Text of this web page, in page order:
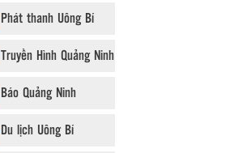
Phát thanh Uông Bí
Truyền Hình Quảng Ninh
Báo Quảng Ninh
Du lịch Uông Bí